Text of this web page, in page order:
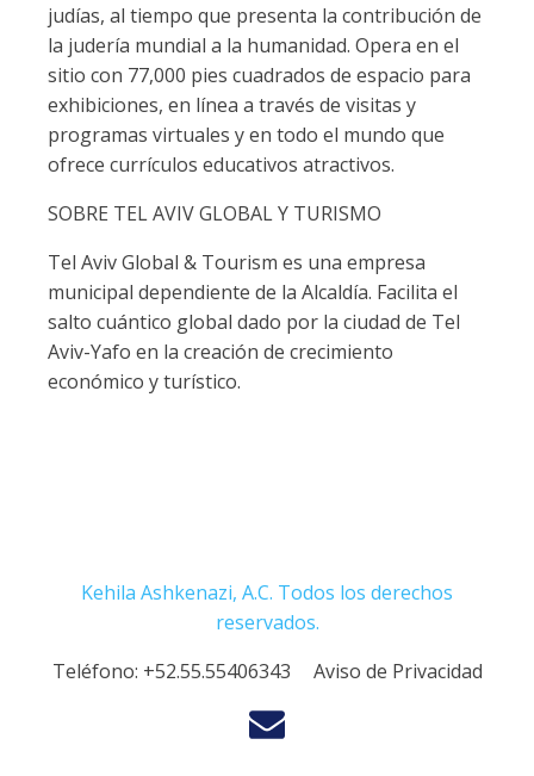
judías, al tiempo que presenta la contribución de
la judería mundial a la humanidad. Opera en el
sitio con 77,000 pies cuadrados de espacio para
exhibiciones, en línea a través de visitas y
programas virtuales y en todo el mundo que
ofrece currículos educativos atractivos.
SOBRE TEL AVIV GLOBAL Y TURISMO
Tel Aviv Global & Tourism es una empresa
municipal dependiente de la Alcaldía. Facilita el
salto cuántico global dado por la ciudad de Tel
Aviv-Yafo en la creación de crecimiento
económico y turístico.
Kehila Ashkenazi, A.C. Todos los derechos
reservados.
Teléfono: +52.55.55406343 Aviso de Privacidad